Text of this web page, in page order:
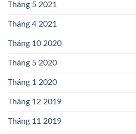
Tháng 5 2021
Tháng 4 2021
Tháng 10 2020
Tháng 5 2020
Tháng 1 2020
Tháng 12 2019
Tháng 11 2019